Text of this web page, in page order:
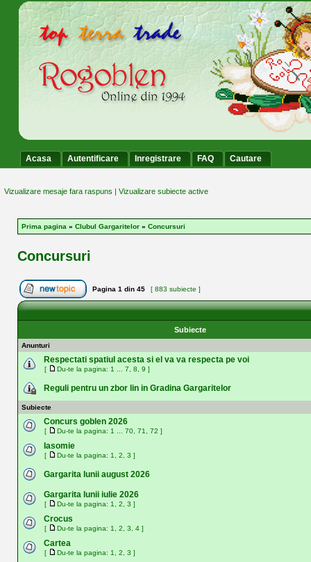
Acasa Autentificare Inregistrare FAQ Cautare
Vizualizare mesaje fara raspuns | Vizualizare subiecte active
Prima pagina » Clubul Gargaritelor » Concursuri
Concursuri
Pagina 1 din 45 [ 883 subiecte ]
Subiecte
Anunturi
Respectati spatiul acesta si el va va respecta pe voi
[ Du-te la pagina: 1 7 8 9 ]
Reguli pentru un zbor lin in Gradina Gargaritelor
Subiecte
Concurs goblen 2026
[ Du-te la pagina: 1 70 71 72 ]
Iasomie
[ Du-te la pagina: 1 2 3 ]
Gargarita lunii august 2026
Gargarita lunii iulie 2026
[ Du-te la pagina: 1 2 3 ]
Crocus
[ Du-te la pagina: 1 2 3 4 ]
Cartea
[ Du-te la pagina: 1 2 3 ]